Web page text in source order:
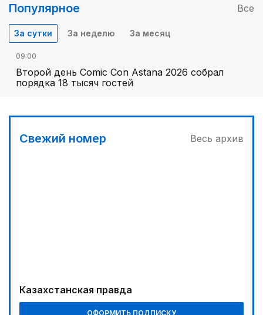
Популярное Все
За сутки За неделю За месяц
09:00
Второй день Comic Con Astana 2026 собрал
порядка 18 тысяч гостей
Свежий номер Весь архив
Казахстанская правда
ОФОРМИТЬ ПОДПИСКУ